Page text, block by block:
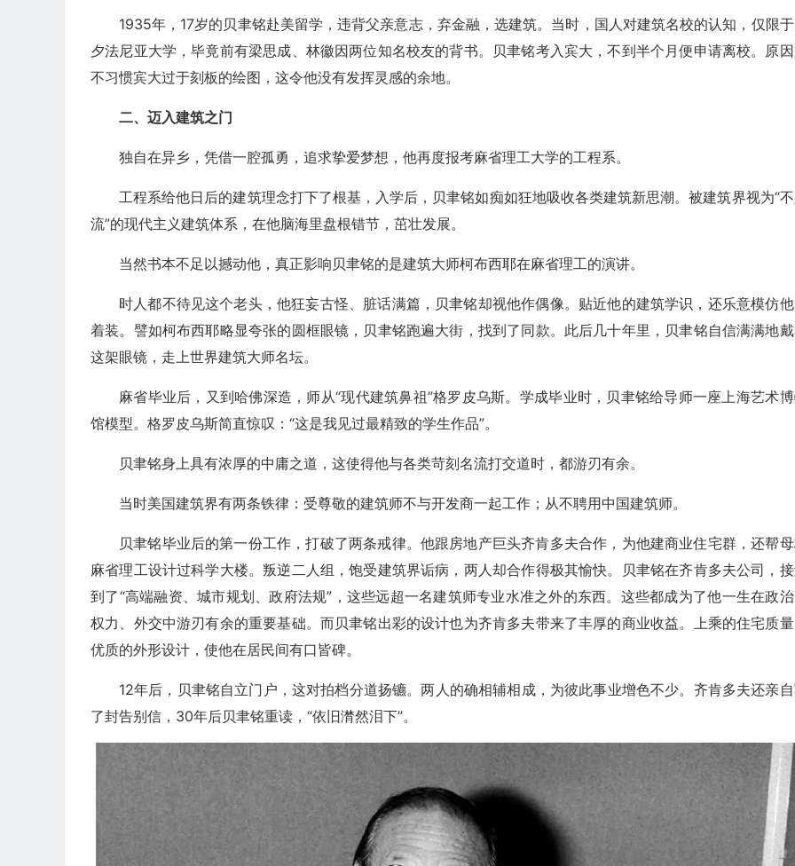
1935年，17岁的贝聿铭赴美留学，违背父亲意志，弃金融，选建筑。当时，国人对建筑名校的认知，仅限
夕法尼亚大学，毕竟前有梁思成、林徽因两位知名校友的背书。贝聿铭考入宾大，不到半个月便申请离校。原
不习惯宾大过于刻板的绘图，这令他没有发挥灵感的余地。
二、迈入建筑之门
独自在异乡，凭借一腔孤勇，追求挚爱梦想，他再度报考麻省理工大学的工程系。
工程系给他日后的建筑理念打下了根基，入学后，贝聿铭如痴如狂地吸收各类建筑新思潮。被建筑界视为“
流”的现代主义建筑体系，在他脑海里盘根错节，茁壮发展。
当然书本不足以撼动他，真正影响贝聿铭的是建筑大师柯布西耶在麻省理工的演讲。
时人都不待见这个老头，他狂妄古怪、脏话满篇，贝聿铭却视他作偶像。贴近他的建筑学识，还乐意模仿
着装。譬如柯布西耶略显夸张的圆框眼镜，贝聿铭跑遍大街，找到了同款。此后几十年里，贝聿铭自信满满地
这架眼镜，走上世界建筑大师名坛。
麻省毕业后，又到哈佛深造，师从“现代建筑鼻祖”格罗皮乌斯。学成毕业时，贝聿铭给导师一座上海艺术
馆模型。格罗皮乌斯简直惊叹：“这是我见过最精致的学生作品”。
贝聿铭身上具有浓厚的中庸之道，这使得他与各类苛刻名流打交道时，都游刃有余。
当时美国建筑界有两条铁律：受尊敬的建筑师不与开发商一起工作；从不聘用中国建筑师。
贝聿铭毕业后的第一份工作，打破了两条戒律。他跟房地产巨头齐肯多夫合作，为他建商业住宅群，还帮
麻省理工设计过科学大楼。叛逆二人组，饱受建筑界诟病，两人却合作得极其愉快。贝聿铭在齐肯多夫公司，
到了“高端融资、城市规划、政府法规”，这些远超一名建筑师专业水准之外的东西。这些都成为了他一生在政治
权力、外交中游刃有余的重要基础。而贝聿铭出彩的设计也为齐肯多夫带来了丰厚的商业收益。上乘的住宅质量
优质的外形设计，使他在居民间有口皆碑。
12年后，贝聿铭自立门户，这对拍档分道扬镳。两人的确相辅相成，为彼此事业增色不少。齐肯多夫还亲
了封告别信，30年后贝聿铭重读，“依旧潸然泪下”。